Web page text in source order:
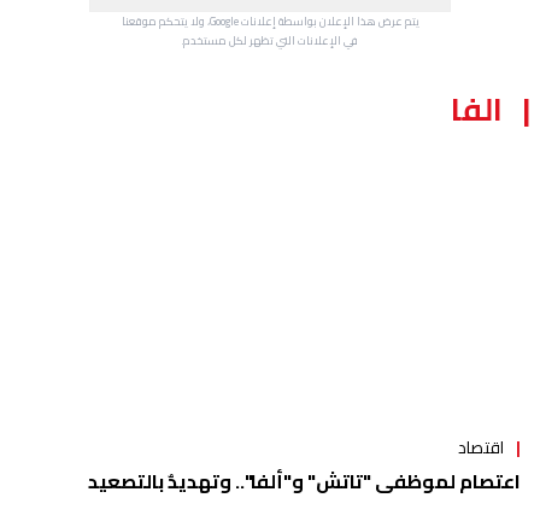
ثقافة ومجتمع
يتم عرض هذا الإعلان بواسطة إعلانات Google، ولا يتحكم موقعنا
في الإعلانات التي تظهر لكل مستخدم.
الفا
اقتصاد
اعتصام لموظفي "تاتش" و"ألفا".. وتهديدٌ بالتصعيد